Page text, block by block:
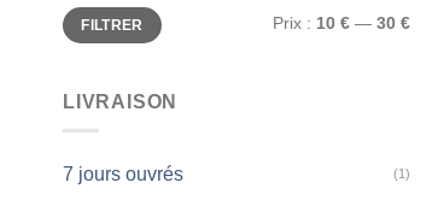
Prix
min
Prix
maxFILTRER Prix : 10 €— 30 €
LIVRAISON
7 jours ouvrés (1)